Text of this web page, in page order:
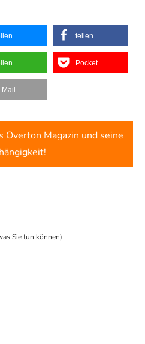
teilen
Pocket
Mail
Overton Magazin und seine
Sie tun können)